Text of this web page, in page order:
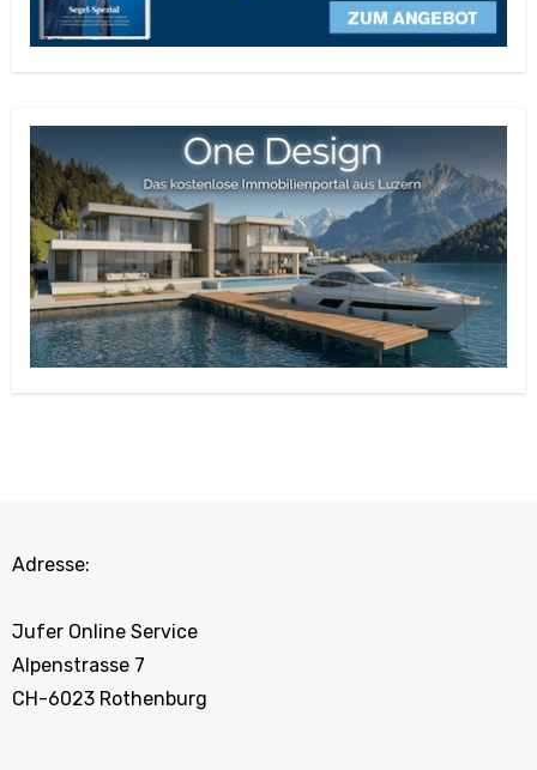
Adresse:
Jufer Online Service
Alpenstrasse 7
CH-6023 Rothenburg